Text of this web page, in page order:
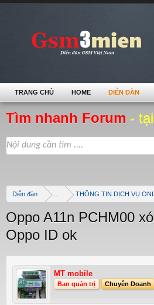
Tìm nhanh Forum -
Diễn đàn THÔNG TIN DỊCH VỤ
Oppo A11n PCHM00
Oppo ID ok
MT mobile
Ban quản trị Chuyên Doanh
TRANG CHỦ HOME DIỄN ĐÀN